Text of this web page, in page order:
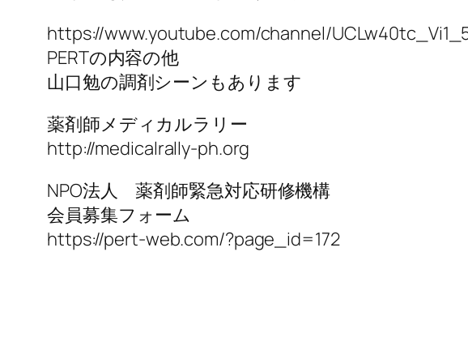
https://www.youtube.com/channel/
PERTの内容の他
山口勉の調剤シーンもあります
薬剤師メディカルラリー
http://medicalrally-ph.org
NPO法人 薬剤師緊急対応研修機構
会員募集フォーム
https://pert-web.com/?page_id=172